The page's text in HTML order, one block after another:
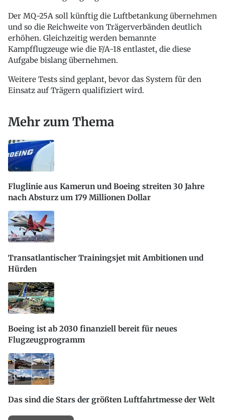
Der MQ-25A soll künftig die Luftbetankung übernehmen
und so die Reichweite von Trägerverbänden deutlich
erhöhen. Gleichzeitig werden bemannte
Kampfflugzeuge wie die F/A-18 entlastet, die diese
Aufgabe bislang übernehmen.
Weitere Tests sind geplant, bevor das System für den
Einsatz auf Trägern qualifiziert wird.
Mehr zum Thema
Fluglinie aus Kamerun und Boeing streiten 30 Jahre
nach Absturz um 179 Millionen Dollar
Transatlantischer Trainingsjet mit Ambitionen und
Hürden
Boeing ist ab 2030 finanziell bereit für neues
Flugzeugprogramm
Das sind die Stars der größten Luftfahrtmesse der Welt